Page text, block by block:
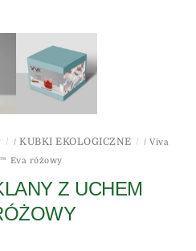
/ KUBKI EKOLOGICZNE / Viva
Eva różowy
Z UCHEM